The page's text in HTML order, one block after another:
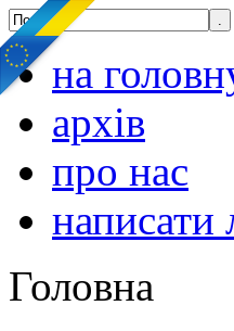
на
архів
про нас
написати
Головна